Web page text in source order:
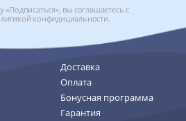
вы соглашаетесь с
конфидициальности.
Доставка
Оплата
Бонусная программа
Гарантия